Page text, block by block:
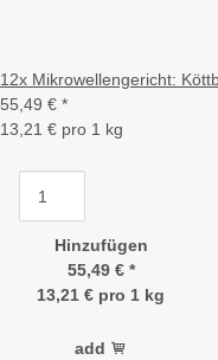
12x Mikrowellengericht:
55,49 € *
13,21 € pro 1 kg
Hinzufügen
55,49 € *
13,21 € pro 1 kg
add